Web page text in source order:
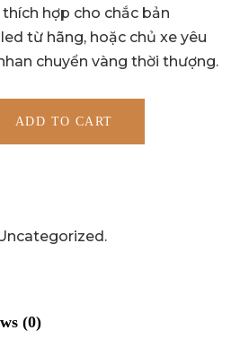
hợp cho chắc bản
từ hãng, hoặc chủ xe yêu
chuyển vàng thời thượng.
ADD TO CART
.
(0)